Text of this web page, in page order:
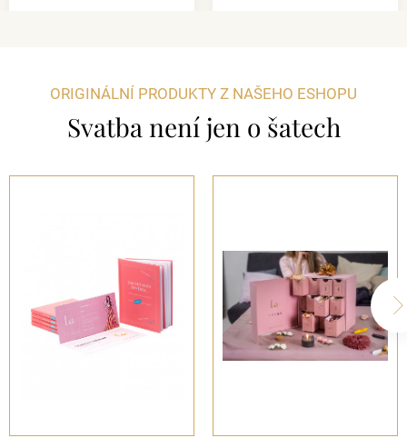
ORIGINÁLNÍ PRODUKTY Z NAŠEHO ESHOPU
Svatba není jen o šatech